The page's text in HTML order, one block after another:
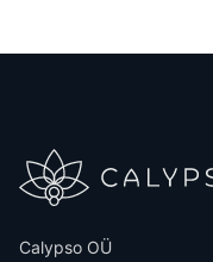
Calypso OÜ